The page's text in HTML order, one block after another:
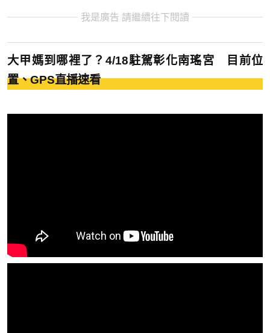
我是廣告 請繼續往下閱讀
大甲媽到哪裡了？4/18駐駕彰化南瑤宮 目前位
置、GPS直播速看